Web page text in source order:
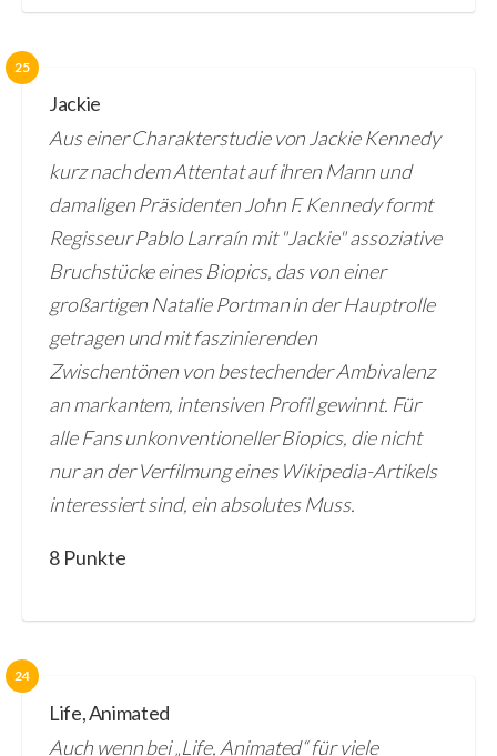
25
Jackie
Aus einer Charakterstudie von Jackie Kennedy
kurz nach dem Attentat auf ihren Mann und
damaligen Präsidenten John F. Kennedy formt
Regisseur Pablo Larraín mit "Jackie" assoziative
Bruchstücke eines Biopics, das von einer
großartigen Natalie Portman in der Hauptrolle
getragen und mit faszinierenden
Zwischentönen von bestechender Ambivalenz
an markantem, intensiven Profil gewinnt. Für
alle Fans unkonventioneller Biopics, die nicht
nur an der Verfilmung eines Wikipedia-Artikels
interessiert sind, ein absolutes Muss.
8 Punkte
24
Life, Animated
Auch wenn bei „Life, Animated“ für viele